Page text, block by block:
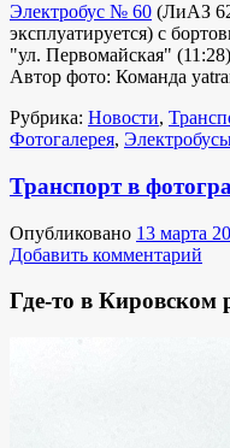
Электробус № 60 (ЛиАЗ
эксплуатируется) с
"ул. Первомайская"
Автор фото: Команда
Рубрика: Новости,
Фотогалерея,
Транспорт в
Опубликовано 13 марта
Добавить комментарий
Где-то в Кировском